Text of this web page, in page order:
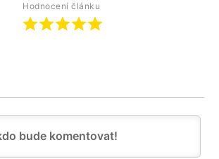
Hodnocení článku